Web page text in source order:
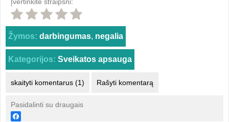
Žymos: darbingumas, negalia
Kategorijos: Sveikatos apsauga
skaityti komentarus (1) Rašyti komentarą
Pasidalinti su draugais